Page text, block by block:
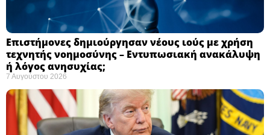
Επιστήμονες δημιούργησαν νέους ιούς με χρήση
τεχνητής νοημοσύνης – Εντυπωσιακή ανακάλυψη
ή λόγος ανησυχίας; ​
7 Αυγούστου 2026